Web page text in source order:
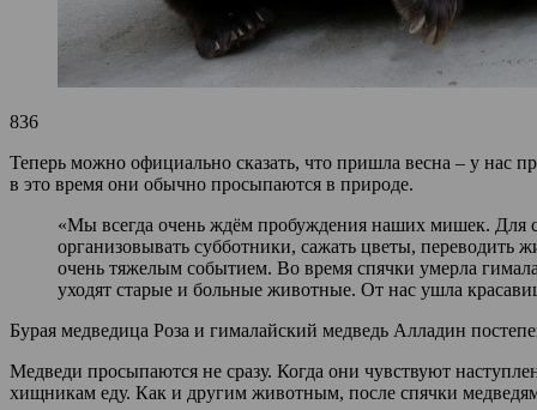
836
Теперь можно официально сказать, что пришла весна – у
в это время они обычно просыпаются в природе.
«Мы всегда очень ждём пробуждения наших мишек. Для
организовывать субботники, сажать цветы, переводить
очень тяжелым событием. Во время спячки умерла
уходят старые и больные животные. От нас ушла
Бурая медведица Роза и гималайский медведь Алладин
Медведи просыпаются не сразу. Когда они чувствуют
хищникам еду. Как и другим животным, после спячки